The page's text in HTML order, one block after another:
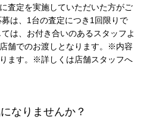
査定を実施していただいた方がご
は、1台の査定につき1回限りで
は、お付き合いのあるスタッフよ
舗でのお渡しとなります。※内容
ます。※詳しくは店舗スタッフへ
なりませんか？